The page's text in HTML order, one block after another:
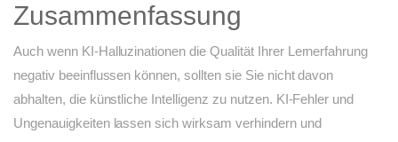
Zusammenfassung
Auch wenn KI-Halluzinationen die Qualität Ihrer Lernerfahrung
negativ beeinflussen können, sollten sie Sie nicht davon
abhalten, die künstliche Intelligenz zu nutzen. KI-Fehler und
Ungenauigkeiten lassen sich wirksam verhindern und